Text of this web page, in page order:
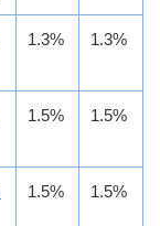
1.3% 1.3%
1.5% 1.5%
1.5% 1.5%